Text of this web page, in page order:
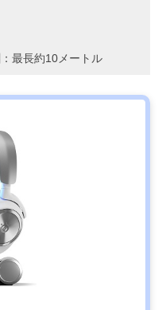
：最長約10メートル